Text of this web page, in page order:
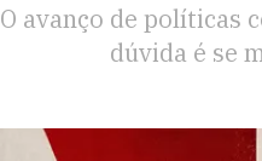
O avanço de políticas
dúvida é se